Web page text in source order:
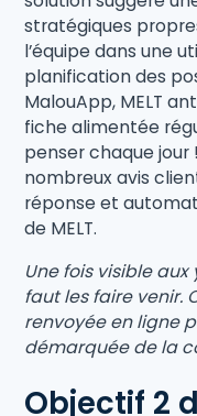
stratégiques
l’équipe dans une
planification des
MalouApp, MELT
fiche alimentée
penser chaque jour
nombreux avis
réponse et
de MELT.
Une fois visible
faut les faire venir.
renvoyée en ligne
démarquée de la
Objectif 2